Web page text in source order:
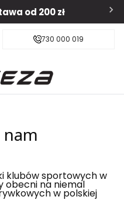
od 200 zł
dostawa od 200 zł
730 000 019
klubów sportowych w
obecni na niemal
w polskiej